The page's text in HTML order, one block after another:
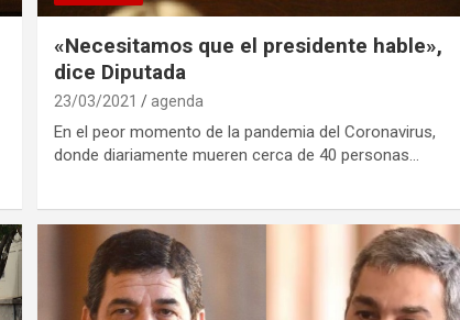
«Necesitamos que el presidente hable»,
dice Diputada
23/03/2021 agenda
En el peor momento de la pandemia del Coronavirus,
donde diariamente mueren cerca de 40 personas…